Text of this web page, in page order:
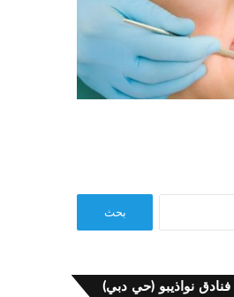
نواذيبو (حي دبي)